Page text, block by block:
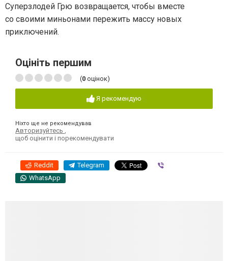
Суперзлодей Грю возвращается, чтобы вместе
со своими миньонами пережить массу новых
приключений.
Оцініть першим
(0 оцінок)
Я рекомендую
Ніхто ще не рекомендував
Авторизуйтесь ,
щоб оцінити і порекомендувати
Reddit Telegram
WhatsApp